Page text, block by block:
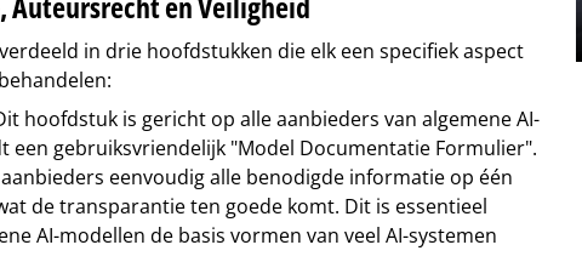
in drie hoofdstukken die elk een specifiek aspect
hoofdstuk is gericht op alle aanbieders van algemene AI-
een gebruiksvriendelijk "Model Documentatie Formulier".
eenvoudig alle benodigde informatie op één
de transparantie ten goede komt. Dit is essentieel
AI-modellen de basis vormen van veel AI-systemen